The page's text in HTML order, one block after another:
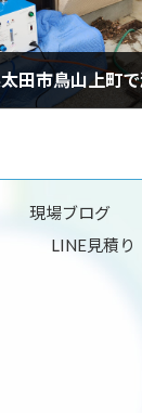
現場ブログ
LINE見積り